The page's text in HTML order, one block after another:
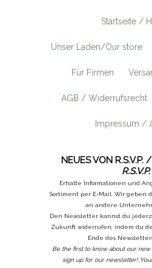
Startseite /
Unser Laden/Our store
Für Firmen
AGB / Widerrufsrecht
Impressum /
NEUES VON R.S.V.P. /
R.S.V.P.
Erhalte Informationen und
Sortiment per E-Mail. Wir geben
an andere
Den Newsletter kannst du
Zukunft widerrufen, indem du
Ende des
Be the first to know about our
sign up for our newsletter!